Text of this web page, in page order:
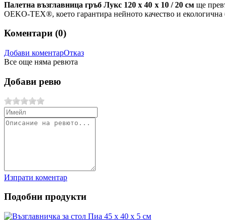
Палетна възглавница гръб Лукс 120 х 40 х 10 / 20 см ще
OEKO-TEX®, което гарантира нейното качество и екологична
Коментари (0)
Добави коментарОтказ
Все още няма ревюта
Добави ревю
Изпрати коментар
Подобни продукти